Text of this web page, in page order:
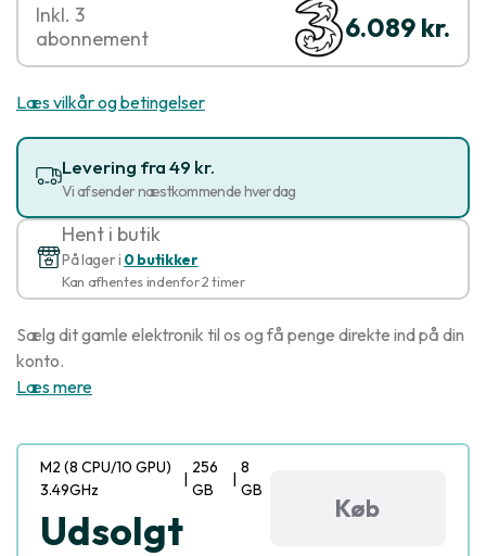
6.089 kr.
Inkl. 3
abonnement
Læs vilkår og betingelser
Levering fra 49 kr.
Vi afsender næstkommende hverdag
Hent i butik
På lager i 0 butikker
Kan afhentes indenfor 2 timer
Sælg dit gamle elektronik til os og få penge direkte ind på din
konto.
Læs mere
M2 (8 CPU/10 GPU)
3.49GHz
|
256
GB
|
8
GB
Udsolgt Køb